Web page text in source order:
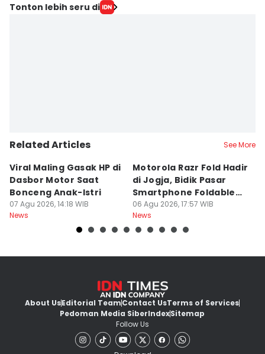
Tonton lebih seru di
Related Articles See More
Viral Maling Gasak HP di
Dasbor Motor Saat
Bonceng Anak-Istri
07 Agu 2026, 14:18 WIB
News
Motorola Razr Fold Hadir
di Jogja, Bidik Pasar
Smartphone Foldable
Premium
06 Agu 2026, 17:57 WIB
News
About UsEditorial TeamContact UsTerms of Services
Pedoman Media SiberIndexSitemap
Follow Us